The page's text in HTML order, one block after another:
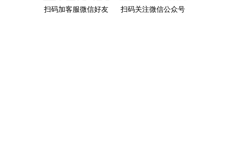
扫码加客服微信好友 扫码关注微信公众号